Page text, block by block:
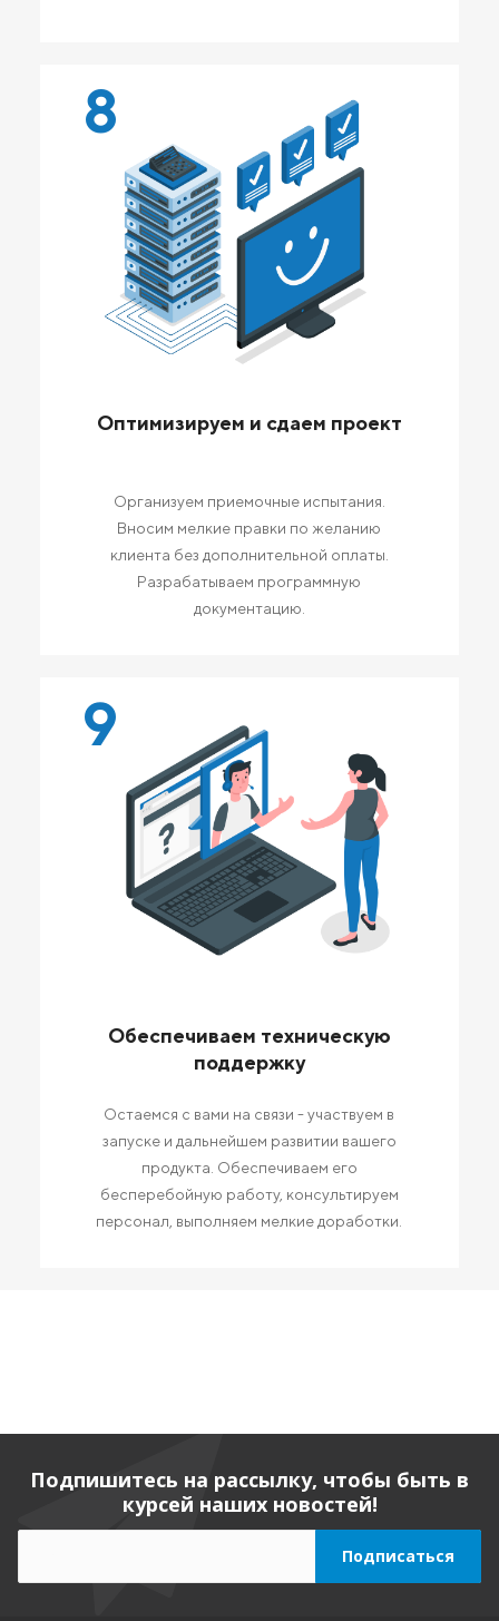
8
Оптимизируем и сдаем проект
Организуем приемочные испытания.
Вносим мелкие правки по желанию
клиента без дополнительной оплаты.
Разрабатываем программную
документацию.
9
Обеспечиваем техническую
поддержку
Остаемся с вами на связи - участвуем в
запуске и дальнейшем развитии вашего
продукта. Обеспечиваем его
бесперебойную работу, консультируем
персонал, выполняем мелкие доработки.
Подпишитесь на рассылку, чтобы быть в
курсей наших новостей!